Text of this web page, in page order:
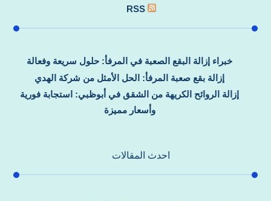
RSS
خبراء إزالة البقع الصعبة في المرفأ: حلول سريعة وفعالة
إزالة بقع صعبة المرفأ: الحل الأمثل من شركة الهدي
إزالة الروائح الكريهة من الشقق في أبوظبي: استجابة فورية
وأسعار مميزة
احدث المقالات